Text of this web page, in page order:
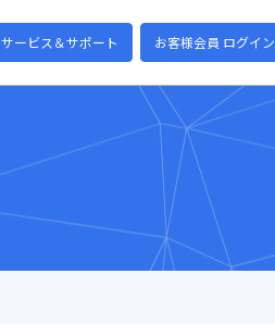
サービス＆サポート お客様会員 ログイン